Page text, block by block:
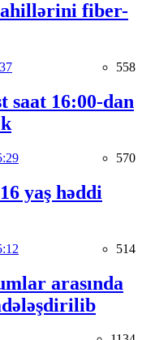
fiber-
558
saat 16:00-dan
570
yaş həddi
514
arasında